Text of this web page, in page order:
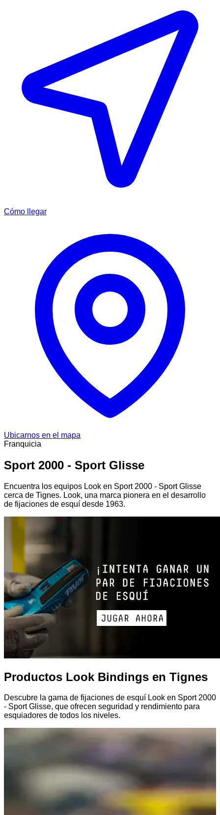
Cómo llegar
Ubicarnos en el mapa
Franquicia
Sport 2000 - Sport Glisse
Encuentra los equipos Look en Sport 2000 - Sport Glisse
cerca de Tignes. Look, una marca pionera en el desarrollo
de fijaciones de esquí desde 1963.
Productos Look Bindings en Tignes
Descubre la gama de fijaciones de esquí Look en Sport 2000
- Sport Glisse, que ofrecen seguridad y rendimiento para
esquiadores de todos los niveles.